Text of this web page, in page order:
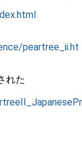
peartree_ii.ht
れた